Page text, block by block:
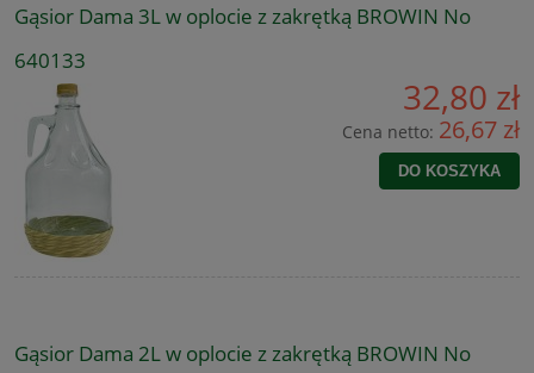
Gąsior Dama 3L w oplocie z zakrętką BROWIN No
640133
32,80 zł
Cena netto: 26,67 zł
DO KOSZYKA
Gąsior Dama 2L w oplocie z zakrętką BROWIN No